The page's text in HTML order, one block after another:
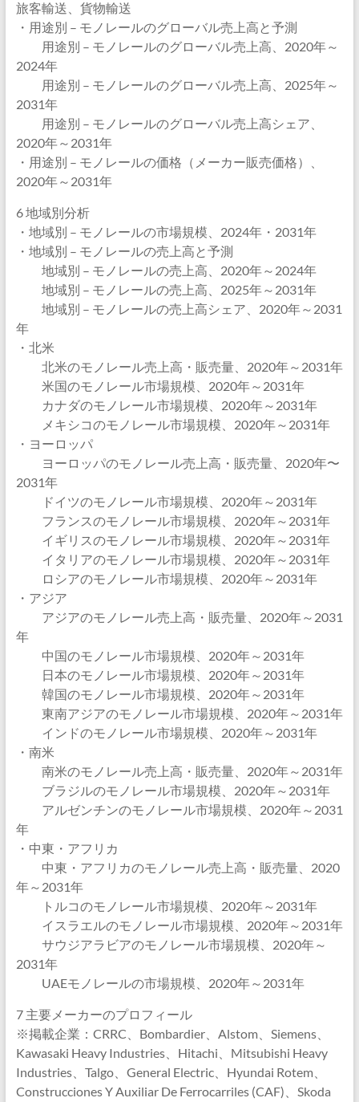
旅客輸送、貨物輸送
・用途別 – モノレールのグローバル売上高と予測
用途別 – モノレールのグローバル売上高、2020年～
2024年
用途別 – モノレールのグローバル売上高、2025年～
2031年
用途別 – モノレールのグローバル売上高シェア、
2020年～2031年
・用途別 – モノレールの価格（メーカー販売価格）、
2020年～2031年
6 地域別分析
・地域別 – モノレールの市場規模、2024年・2031年
・地域別 – モノレールの売上高と予測
地域別 – モノレールの売上高、2020年～2024年
地域別 – モノレールの売上高、2025年～2031年
地域別 – モノレールの売上高シェア、2020年～2031
年
・北米
北米のモノレール売上高・販売量、2020年～2031年
米国のモノレール市場規模、2020年～2031年
カナダのモノレール市場規模、2020年～2031年
メキシコのモノレール市場規模、2020年～2031年
・ヨーロッパ
ヨーロッパのモノレール売上高・販売量、2020年〜
2031年
ドイツのモノレール市場規模、2020年～2031年
フランスのモノレール市場規模、2020年～2031年
イギリスのモノレール市場規模、2020年～2031年
イタリアのモノレール市場規模、2020年～2031年
ロシアのモノレール市場規模、2020年～2031年
・アジア
アジアのモノレール売上高・販売量、2020年～2031
年
中国のモノレール市場規模、2020年～2031年
日本のモノレール市場規模、2020年～2031年
韓国のモノレール市場規模、2020年～2031年
東南アジアのモノレール市場規模、2020年～2031年
インドのモノレール市場規模、2020年～2031年
・南米
南米のモノレール売上高・販売量、2020年～2031年
ブラジルのモノレール市場規模、2020年～2031年
アルゼンチンのモノレール市場規模、2020年～2031
年
・中東・アフリカ
中東・アフリカのモノレール売上高・販売量、2020
年～2031年
トルコのモノレール市場規模、2020年～2031年
イスラエルのモノレール市場規模、2020年～2031年
サウジアラビアのモノレール市場規模、2020年～
2031年
UAEモノレールの市場規模、2020年～2031年
7 主要メーカーのプロフィール
※掲載企業：CRRC、Bombardier、Alstom、Siemens、
Kawasaki Heavy Industries、Hitachi、Mitsubishi Heavy
Industries、Talgo、General Electric、Hyundai Rotem、
Construcciones Y Auxiliar De Ferrocarriles (CAF)、Skoda